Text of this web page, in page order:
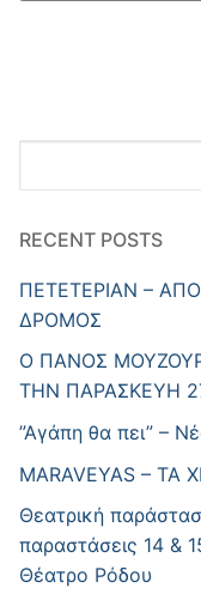
RECENT POSTS
ΠΕΤΕΤΕΡΙΑΝ –
ΔΡΟΜΟΣ
Ο ΠΑΝΟΣ
ΤΗΝ ΠΑΡΑΣΚΕΥΗ
”Αγάπη θα πει” –
MARAVEYAS – ΤΑ
Θεατρική
παραστάσεις 14 &
Θέατρο Ρόδου